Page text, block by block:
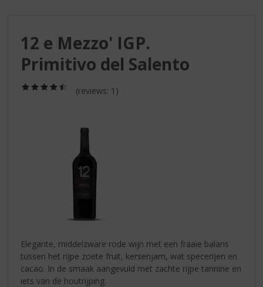
12 e Mezzo' IGP.
Primitivo del Salento
/
(reviews: 1)
Elegante, middelzware rode wijn met een fraaie balans
tussen het rijpe zoete fruit, kersenjam, wat specerijen en
cacao. In de smaak aangevuld met zachte rijpe tannine en
iets van de houtrijping.